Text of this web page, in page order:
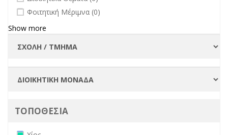
undefined
Φοιτητική Μέριμνα (0)
Show more
ΤΟΠΟΘΕΣΙΑ
Remove Χίος filter